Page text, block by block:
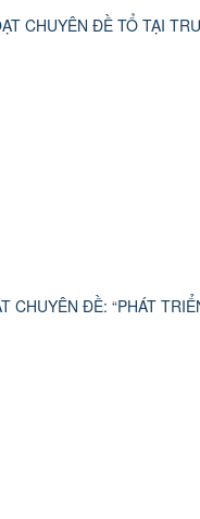
CHUYÊN ĐỀ TỔ TẠI
CHUYÊN ĐỀ: “PHÁT